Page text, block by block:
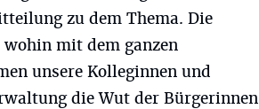
zu dem Thema. Die
mit dem ganzen
unsere Kolleginnen und
die Wut der Bürgerinnen